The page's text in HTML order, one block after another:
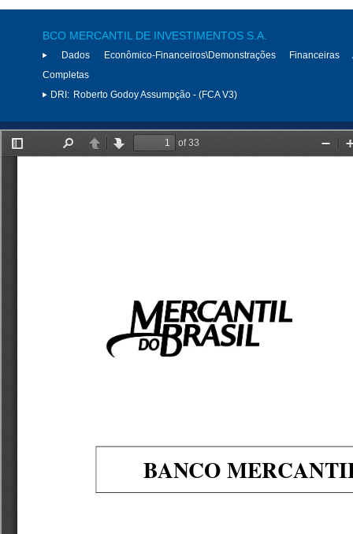
BCO MERCANTIL DE INVESTIMENTOS S.A.
Dados Econômico-Financeiros\Demonstrações Financeiras
Completas
DRI: Roberto Godoy Assumpção - (FCA V3)